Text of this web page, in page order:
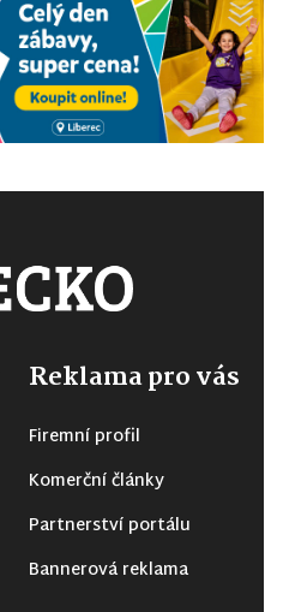
Reklama pro vás
Firemní profil
Komerční články
Partnerství portálu
Bannerová reklama